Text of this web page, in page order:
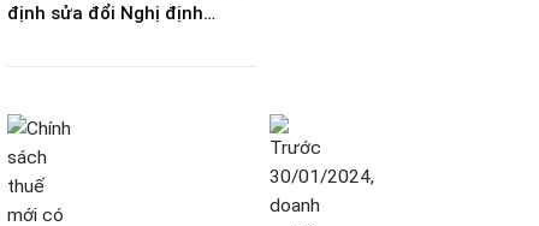
định sửa đổi Nghị định